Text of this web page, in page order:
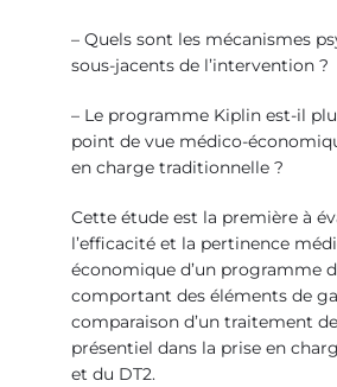
– Quels sont les mécanismes
sous-jacents de l’intervention ?
– Le programme Kiplin est-il
point de vue médico-
en charge traditionnelle ?
Cette étude est la première à
l’efficacité et la pertinence
économique d’un programme
comportant des éléments de
comparaison d’un traitement
présentiel dans la prise en
et du DT2.